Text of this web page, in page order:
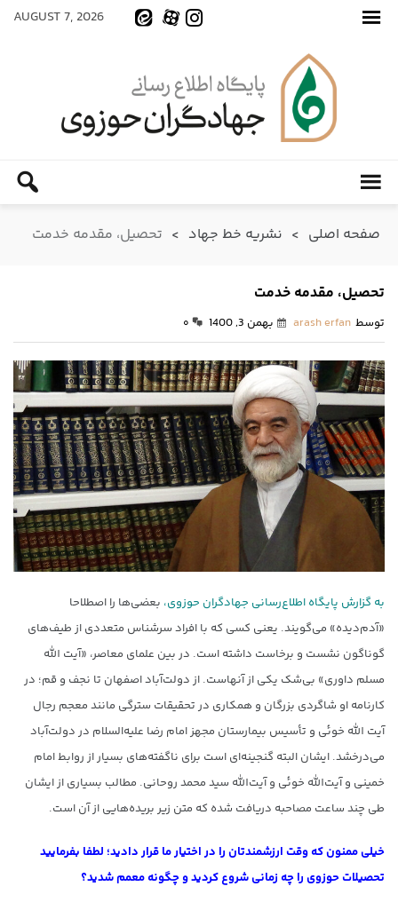
AUGUST 7, 2026
صفحه اصلی > نشریه خط جهاد > تحصیل، مقدمه خدمت
تحصیل، مقدمه خدمت
توسط arash erfan بهمن 3, 1400 ۰
به گزارش پایگاه اطلاع‌رسانی جهادگران حوزوی، بعضی‌ها را اصطلاحا
«آدم‌دیده» می‌گویند. یعنی کسی که با افراد سرشناس متعددی از طیف‌های
گوناگون نشست و برخاست داشته‌ است. در بین علمای معاصر، «آیت الله
مسلم داوری» بی‌شک یکی از آنهاست. از دولت‌آباد اصفهان تا نجف و قم؛ در
کارنامه او شاگردی بزرگان و همکاری در تحقیقات سترگی مانند معجم رجال
آیت الله خوئی و تأسیس بیمارستان مجهز امام رضا علیه‌السلام در دولت‌آباد
می‌درخشد. ایشان البته گنجینه‌ای است برای ناگفته‌های بسیار از روابط امام
خمینی و آیت‌الله خوئی و آیت‌الله سید محمد روحانی. مطالب بسیاری از ایشان
طی چند ساعت مصاحبه دریافت شده که متن زیر بریده‌هایی از آن است.
خیلی ممنون که وقت ارزشمندتان را در اختیار ما قرار دادید؛ لطفا بفرمایید
تحصیلات حوزوی را چه زمانی شروع کردید و چگونه معمم شدید؟